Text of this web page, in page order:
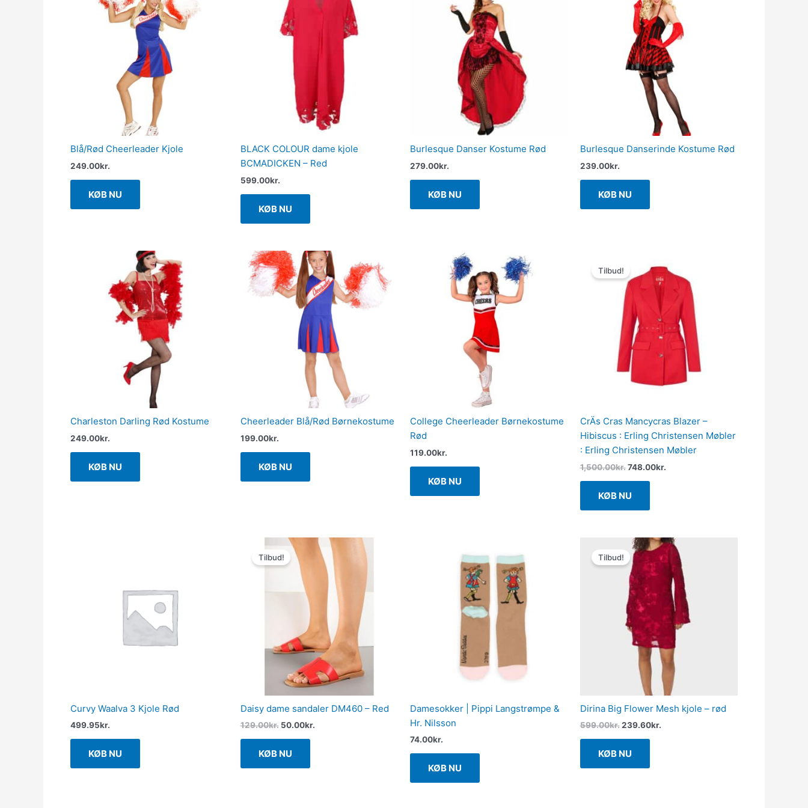
Blå/Rød Cheerleader Kjole
249.00kr.
KØB NU
BLACK COLOUR dame kjole
BCMADICKEN – Red
599.00kr.
KØB NU
Burlesque Danser Kostume Rød
279.00kr.
KØB NU
Burlesque Danserinde Kostume Rød
239.00kr.
KØB NU
Charleston Darling Rød Kostume
249.00kr.
KØB NU
Cheerleader Blå/Rød Børnekostume
199.00kr.
KØB NU
College Cheerleader Børnekostume
Rød
119.00kr.
KØB NU
Tilbud!
CrÄs Cras Mancycras Blazer –
Hibiscus : Erling Christensen Møbler
: Erling Christensen Møbler
1,500.00kr.
oprindelige
pris
var:
1,500.00kr..
748.00kr.
aktuelle
pris
748.00kr..
KØB NU
Curvy Waalva 3 Kjole Rød
499.95kr.
KØB NU
Tilbud!
Daisy dame sandaler DM460 – Red
129.00kr.
Den
oprindelige
pris
129.00kr..
50.00kr.
Den
aktuelle
pris
50.00kr..
KØB NU
Damesokker | Pippi Langstrømpe &
Hr. Nilsson
74.00kr.
KØB NU
Tilbud!
Dirina Big Flower Mesh kjole – rød
599.00kr.
Den
oprindelige
pris
var:
599.00kr..
239.60kr.
Den
aktuelle
pris
er:
239.60kr..
KØB NU